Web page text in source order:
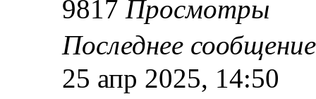
9817 Просмотры
Последнее
25 апр 2025, 14:50